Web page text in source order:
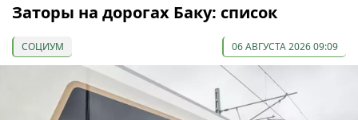
Заторы на дорогах Баку: список
СОЦИУМ 06 АВГУСТА 2026 09:09